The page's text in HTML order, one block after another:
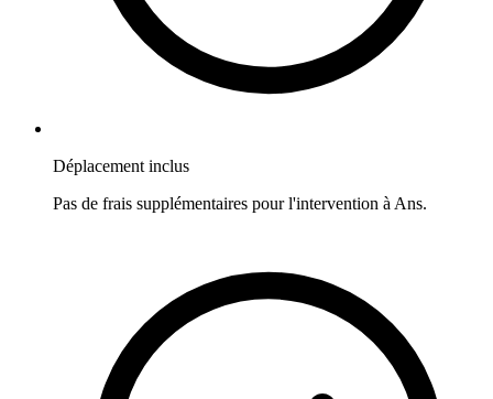
Déplacement inclus
Pas de frais supplémentaires pour l'intervention à Ans.